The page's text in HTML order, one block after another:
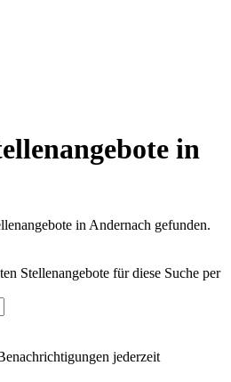
in
in Andernach gefunden.
Stellenangebote für diese Suche per
jederzeit